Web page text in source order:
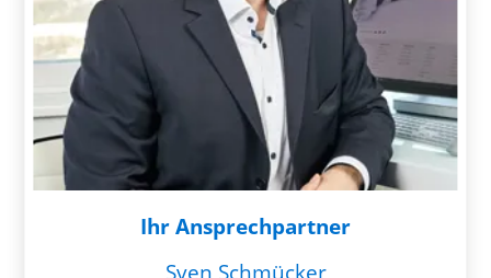
Ihr Ansprechpartner
Sven Schmücker